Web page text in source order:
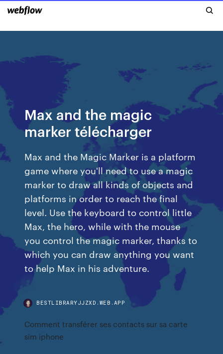
Max and the magic
marker télécharger
Max and the Magic Marker is a platform
game where you'll need to use a magic
marker to draw all kinds of objects and
platforms in order to reach the final
level. Use the keyboard to control little
Max, the hero, while with the mouse
you control the magic marker, thanks to
which you can draw anything you want
to help Max in his adventure.
BESTLIBRARYJJZXD.WEB.APP
Comment transférer ses contacts sur sa carte
sim iphone